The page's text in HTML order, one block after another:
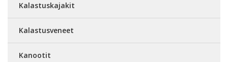
Kalastuskajakit
Kalastusveneet
Kanootit